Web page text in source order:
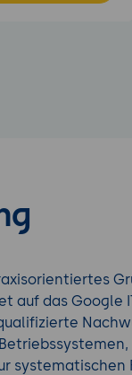
auf das Google
systematischen